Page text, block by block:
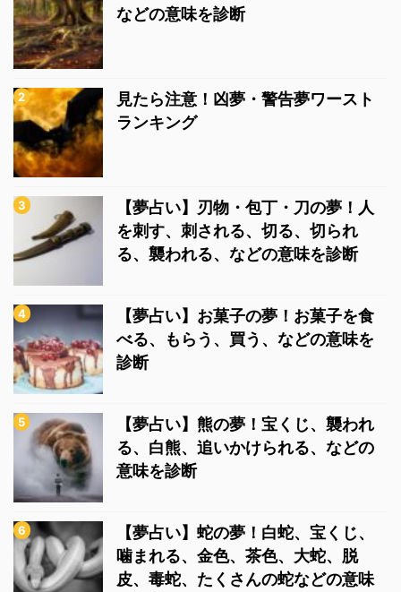
などの意味を診断
見たら注意！凶夢・警告夢ワースト
ランキング
【夢占い】刃物・包丁・刀の夢！人
を刺す、刺される、切る、切られ
る、襲われる、などの意味を診断
【夢占い】お菓子の夢！お菓子を食
べる、もらう、買う、などの意味を
診断
【夢占い】熊の夢！宝くじ、襲われ
る、白熊、追いかけられる、などの
意味を診断
【夢占い】蛇の夢！白蛇、宝くじ、
噛まれる、金色、茶色、大蛇、脱
皮、毒蛇、たくさんの蛇などの意味